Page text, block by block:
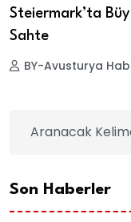
Steiermark’ta
Sahte
BY-Avusturya
Son Haberler